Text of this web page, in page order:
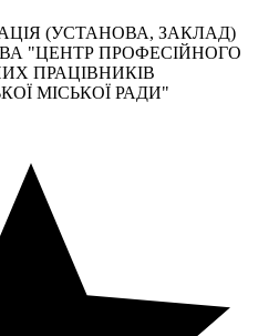
(УСТАНОВА, ЗАКЛАД)
"ЦЕНТР ПРОФЕСІЙНОГО
ПРАЦІВНИКІВ
МІСЬКОЇ РАДИ"